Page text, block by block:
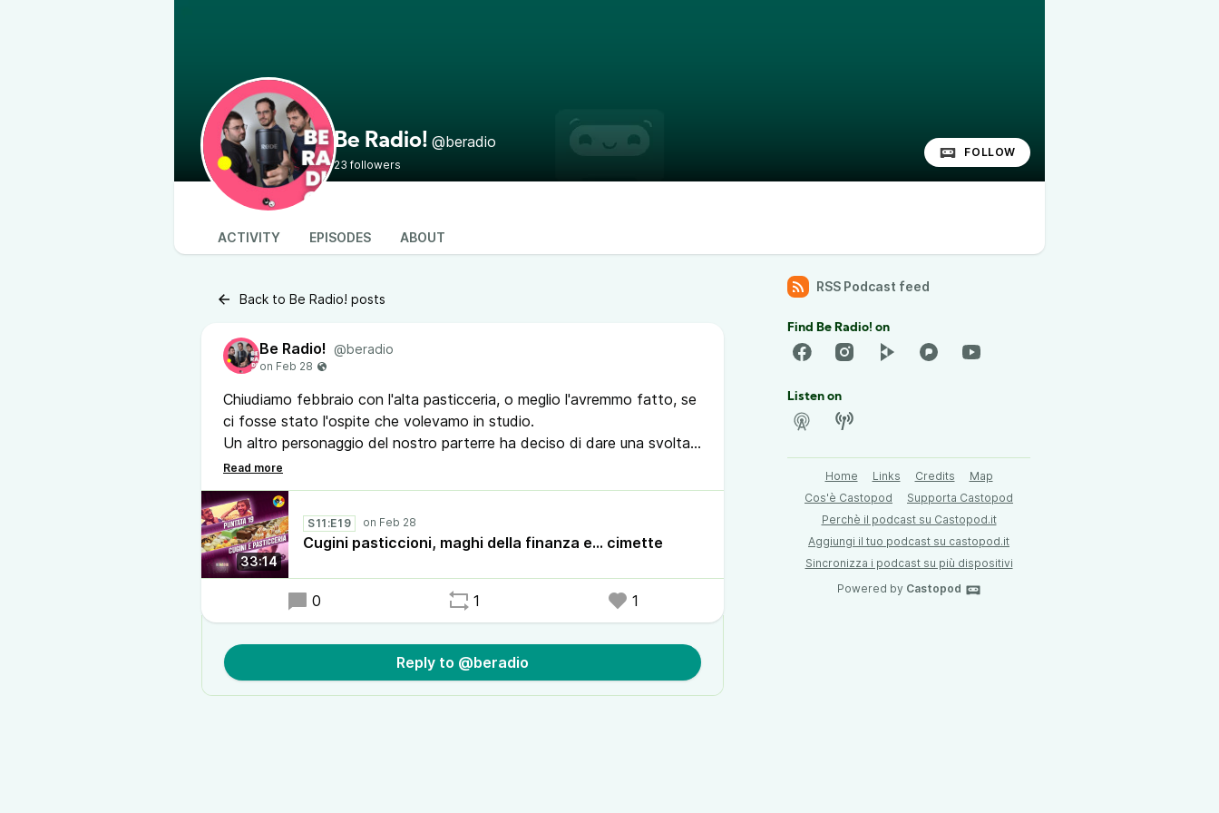
Be Radio! @beradio
23 followers
FOLLOW
ACTIVITY EPISODES ABOUT
Back to Be Radio! posts
Be Radio! @beradio
Chiudiamo febbraio con l'alta pasticceria, o meglio l'avremmo fatto, se
ci fosse stato l'ospite che volevamo in studio.
Un altro personaggio del nostro parterre ha deciso di dare una svolta
alla propria vita passando dai trucchi di magia a quelli finanziari, forse
troppo ben riusciti.
E poi che altro? Premete play e scopritelo!
33:14
S11:E19
Cugini pasticcioni, maghi della finanza e... cimette
0 1 1
Reply to @beradio
RSS Podcast feed
Find Be Radio! on
Listen on
Home Links Credits
Map
Cos'è Castopod
Supporta Castopod
Perchè il podcast su Castopod.it
Aggiungi il tuo podcast su castopod.it
Sincronizza i podcast su più dispositivi
Powered by Castopod